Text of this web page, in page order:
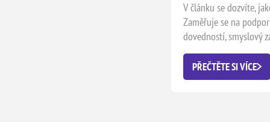
V článku se dozvíte,
Zaměřuje se na
dovedností, smyslový
shrnuje, proč jsou
prospěšnější než
PŘEČTĚTE SI VÍCE